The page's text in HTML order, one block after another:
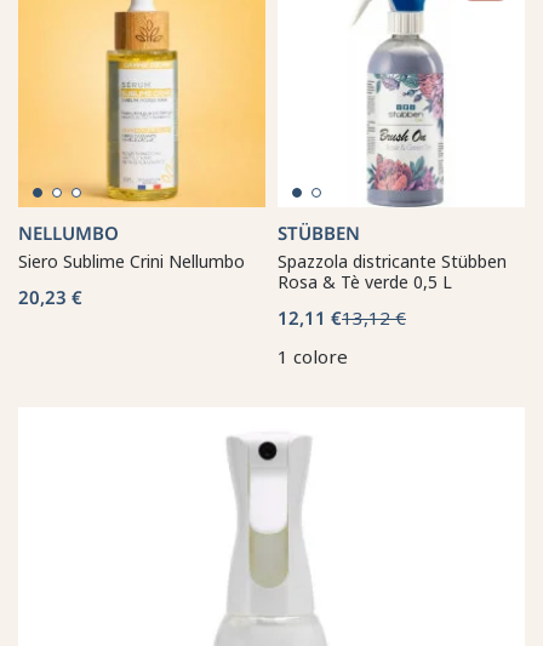
NELLUMBO
Siero Sublime Crini Nellumbo
20,23 €
STÜBBEN
Spazzola districante Stübben
Rosa & Tè verde 0,5 L
12,11 €13,12 €
1 colore